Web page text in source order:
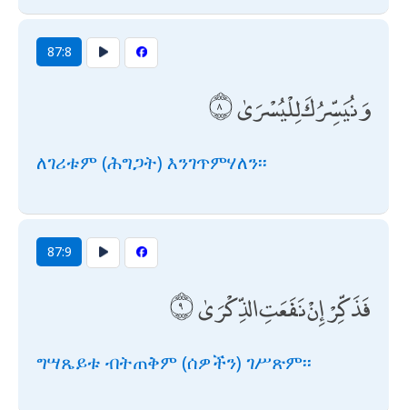
87:8
وَنُيَسِّرُكَ لِلْيُسْرَىٰ
ለገሪቱም (ሕግጋት) እንገጥምሃለን፡፡
87:9
فَذَكِّرْ إِنْ نَفَعَتِ الذِّكْرَىٰ
ግሣጼይቱ ብትጠቅም (ሰዎችን) ገሥጽም፡፡